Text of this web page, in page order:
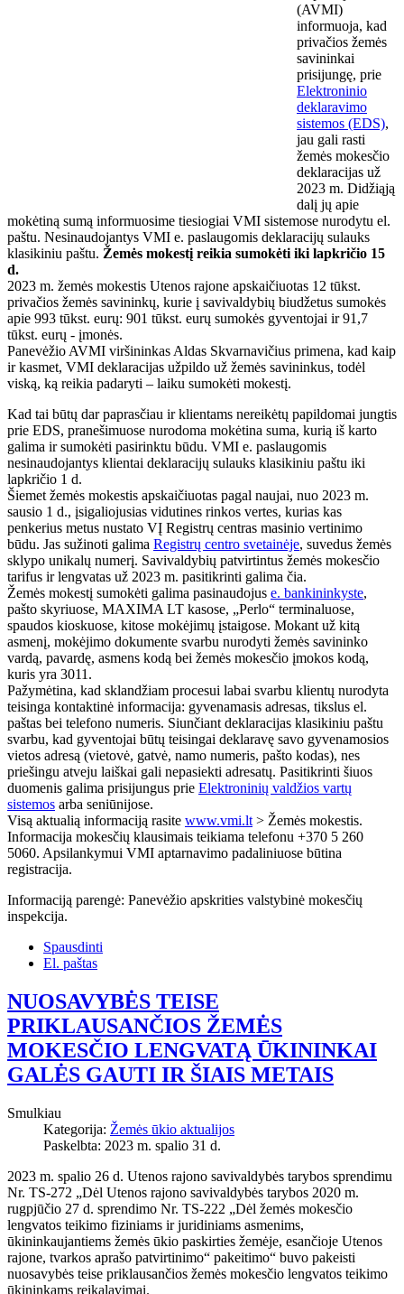
(AVMI)
informuoja, kad
privačios žemės
savininkai
prisijungę, prie
Elektroninio
deklaravimo
sistemos (EDS),
jau gali rasti
žemės mokesčio
deklaracijas už
2023 m. Didžiąją
dalį jų apie
mokėtiną sumą informuosime tiesiogiai VMI sistemose nurodytu el.
paštu. Nesinaudojantys VMI e. paslaugomis deklaracijų sulauks
klasikiniu paštu. Žemės mokestį reikia sumokėti iki lapkričio 15
d.
2023 m. žemės mokestis Utenos rajone apskaičiuotas 12 tūkst.
privačios žemės savininkų, kurie į savivaldybių biudžetus sumokės
apie 993 tūkst. eurų: 901 tūkst. eurų sumokės gyventojai ir 91,7
tūkst. eurų - įmonės.
Panevėžio AVMI viršininkas Aldas Skvarnavičius primena, kad kaip
ir kasmet, VMI deklaracijas užpildo už žemės savininkus, todėl
viską, ką reikia padaryti – laiku sumokėti mokestį.
Kad tai būtų dar paprasčiau ir klientams nereikėtų papildomai jungtis
prie EDS, pranešimuose nurodoma mokėtina suma, kurią iš karto
galima ir sumokėti pasirinktu būdu. VMI e. paslaugomis
nesinaudojantys klientai deklaracijų sulauks klasikiniu paštu iki
lapkričio 1 d.
Šiemet žemės mokestis apskaičiuotas pagal naujai, nuo 2023 m.
sausio 1 d., įsigaliojusias vidutines rinkos vertes, kurias kas
penkerius metus nustato VĮ Registrų centras masinio vertinimo
būdu. Jas sužinoti galima Registrų centro svetainėje, suvedus žemės
sklypo unikalų numerį. Savivaldybių patvirtintus žemės mokesčio
tarifus ir lengvatas už 2023 m. pasitikrinti galima čia.
Žemės mokestį sumokėti galima pasinaudojus e. bankininkyste,
pašto skyriuose, MAXIMA LT kasose, „Perlo“ terminaluose,
spaudos kioskuose, kitose mokėjimų įstaigose. Mokant už kitą
asmenį, mokėjimo dokumente svarbu nurodyti žemės savininko
vardą, pavardę, asmens kodą bei žemės mokesčio įmokos kodą,
kuris yra 3011.
Pažymėtina, kad sklandžiam procesui labai svarbu klientų nurodyta
teisinga kontaktinė informacija: gyvenamasis adresas, tikslus el.
paštas bei telefono numeris. Siunčiant deklaracijas klasikiniu paštu
svarbu, kad gyventojai būtų teisingai deklaravę savo gyvenamosios
vietos adresą (vietovė, gatvė, namo numeris, pašto kodas), nes
priešingu atveju laiškai gali nepasiekti adresatų. Pasitikrinti šiuos
duomenis galima prisijungus prie Elektroninių valdžios vartų
sistemos arba seniūnijose.
Visą aktualią informaciją rasite www.vmi.lt > Žemės mokestis.
Informacija mokesčių klausimais teikiama telefonu +370 5 260
5060. Apsilankymui VMI aptarnavimo padaliniuose būtina
registracija.
Informaciją parengė: Panevėžio apskrities valstybinė mokesčių
inspekcija.
Spausdinti
El. paštas
NUOSAVYBĖS TEISE
PRIKLAUSANČIOS ŽEMĖS
MOKESČIO LENGVATĄ ŪKININKAI
GALĖS GAUTI IR ŠIAIS METAIS
Smulkiau
Kategorija: Žemės ūkio aktualijos
Paskelbta: 2023 m. spalio 31 d.
2023 m. spalio 26 d. Utenos rajono savivaldybės tarybos sprendimu
Nr. TS-272 „Dėl Utenos rajono savivaldybės tarybos 2020 m.
rugpjūčio 27 d. sprendimo Nr. TS-222 „Dėl žemės mokesčio
lengvatos teikimo fiziniams ir juridiniams asmenims,
ūkininkaujantiems žemės ūkio paskirties žemėje, esančioje Utenos
rajone, tvarkos aprašo patvirtinimo“ pakeitimo“ buvo pakeisti
nuosavybės teise priklausančios žemės mokesčio lengvatos teikimo
ūkininkams reikalavimai.